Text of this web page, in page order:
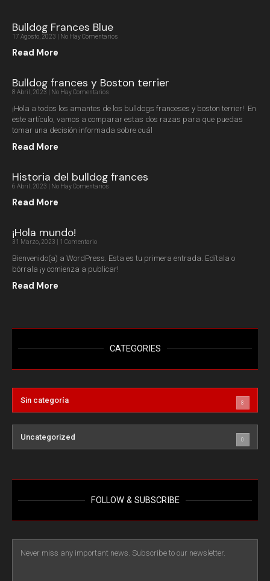
Bulldog Frances Blue
17 Agosto, 2023 No Hay Comentarios
Read More
Bulldog frances y Boston terrier
8 Abril, 2023 No Hay Comentarios
¡Hola a todos los amantes de los bulldogs franceses y boston terrier! En
este artículo, vamos a comparar estas dos razas para que puedas
tomar una decisión informada sobre cuál
Read More
Historia del bulldog frances
6 Abril, 2023 No Hay Comentarios
Read More
¡Hola mundo!
31 Marzo, 2023 1 Comentario
Bienvenido(a) a WordPress. Esta es tu primera entrada. Edítala o
bórrala ¡y comienza a publicar!
Read More
CATEGORIES
Sin categoría 8
Uncategorized 0
FOLLOW & SUBSCRIBE
Never miss any important news. Subscribe to our newsletter.